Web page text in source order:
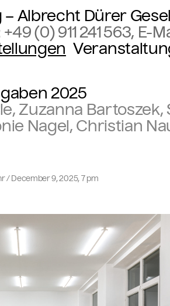
Albrecht Dürer
+49 (0) 911 241 563, E-
2025
Zuzanna
Nagel, Christian
/ December 9, 2025, 7 pm